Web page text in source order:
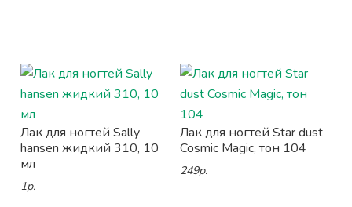
Лак для ногтей Sally
hansen жидкий 310, 10
мл
1р.
Лак для ногтей Star dust
Cosmic Magic, тон 104
249р.